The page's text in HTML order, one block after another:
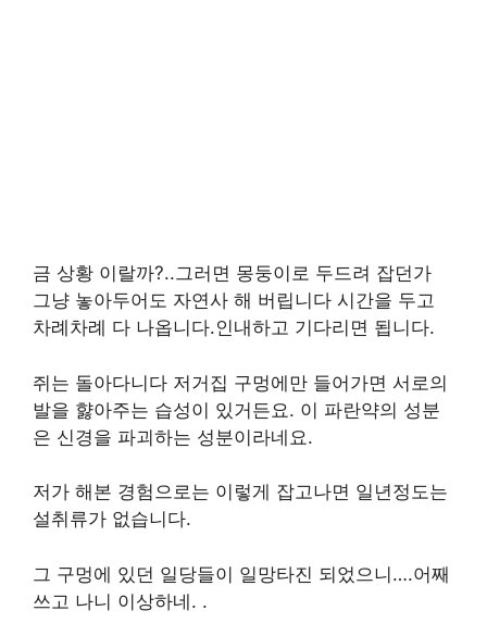
금 상황 이랄까?..그러면 몽둥이로 두드려 잡던가
그냥 놓아두어도 자연사 해 버립니다 시간을 두고
차례차례 다 나옵니다.인내하고 기다리면 됩니다.
쥐는 돌아다니다 저거집 구멍에만 들어가면 서로의
발을 햟아주는 습성이 있거든요. 이 파란약의 성분
은 신경을 파괴하는 성분이라네요.
저가 해본 경험으로는 이렇게 잡고나면 일년정도는
설취류가 없습니다.
그 구멍에 있던 일당들이 일망타진 되었으니….어째
쓰고 나니 이상하네. .